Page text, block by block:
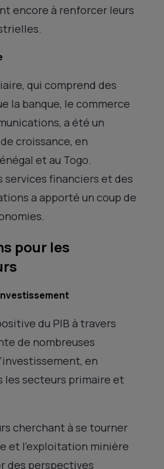
encore à renforcer leurs
qui comprend des
la banque, le commerce
a été un
croissance, en
et au Togo.
services financiers et des
a apporté un coup de
pour les
du PIB à travers
de nombreuses
en
les secteurs primaire et
cherchant à se tourner
et l’exploitation minière
des perspectives